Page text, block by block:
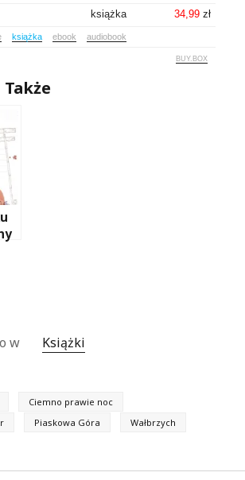
książka 34,99zł
książka ebook audiobook
BUY.BOX
w Książki
Ciemno prawie noc
Piaskowa Góra Wałbrzych